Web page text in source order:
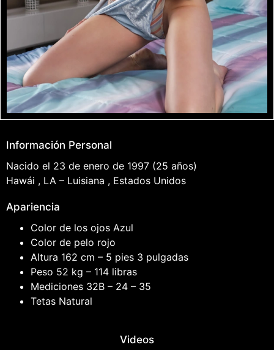
Información Personal
Nacido el 23 de enero de 1997 (25 años)
Hawái , LA – Luisiana , Estados Unidos
Apariencia
Color de los ojos Azul
Color de pelo rojo
Altura 162 cm – 5 pies 3 pulgadas
Peso 52 kg – 114 libras
Mediciones 32B – 24 – 35
Tetas Natural
Videos